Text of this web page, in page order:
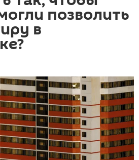
позволить
в